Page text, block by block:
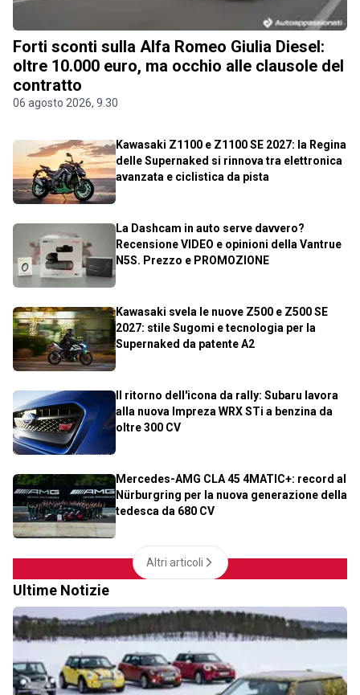
Forti sconti sulla Alfa Romeo Giulia Diesel:
oltre 10.000 euro, ma occhio alle clausole del
contratto
06 agosto 2026, 9.30
Kawasaki Z1100 e Z1100 SE 2027: la Regina
delle Supernaked si rinnova tra elettronica
avanzata e ciclistica da pista
La Dashcam in auto serve davvero?
Recensione VIDEO e opinioni della Vantrue
N5S. Prezzo e PROMOZIONE
Kawasaki svela le nuove Z500 e Z500 SE
2027: stile Sugomi e tecnologia per la
Supernaked da patente A2
Il ritorno dell'icona da rally: Subaru lavora
alla nuova Impreza WRX STi a benzina da
oltre 300 CV
Mercedes-AMG CLA 45 4MATIC+: record al
Nürburgring per la nuova generazione della
tedesca da 680 CV
Altri articoli
Ultime Notizie